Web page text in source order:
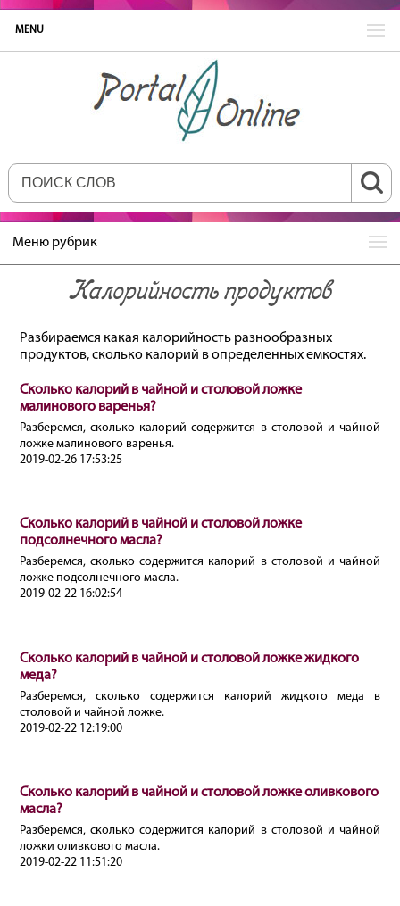
MENU
Меню рубрик
Калорийность продуктов
Разбираемся какая калорийность разнообразных
продуктов, сколько калорий в определенных емкостях.
Сколько калорий в чайной и столовой ложке
малинового варенья?
Разберемся, сколько калорий содержится в столовой и чайной
ложке малинового варенья.
2019-02-26 17:53:25
Сколько калорий в чайной и столовой ложке
подсолнечного масла?
Разберемся, сколько содержится калорий в столовой и чайной
ложке подсолнечного масла.
2019-02-22 16:02:54
Сколько калорий в чайной и столовой ложке жидкого
меда?
Разберемся, сколько содержится калорий жидкого меда в
столовой и чайной ложке.
2019-02-22 12:19:00
Сколько калорий в чайной и столовой ложке оливкового
масла?
Разберемся, сколько содержится калорий в столовой и чайной
ложки оливкового масла.
2019-02-22 11:51:20